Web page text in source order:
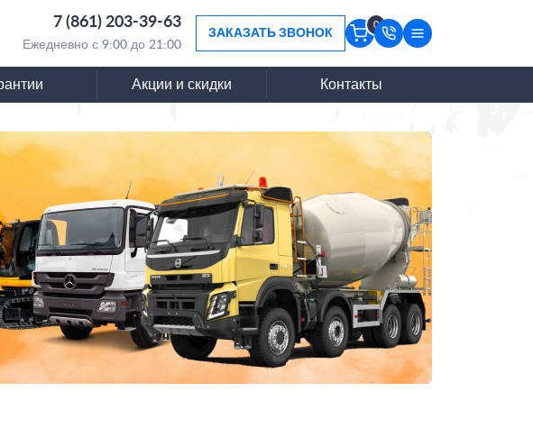
7 (861) 203-39-63
Ежедневно с 9:00 до 21:00
ЗАКАЗАТЬ ЗВОНОК
0
Акции и скидки Контакты